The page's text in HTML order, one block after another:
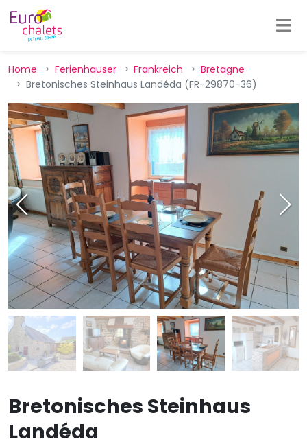
Home Ferienhauser Frankreich
Bretagne
Bretonisches Steinhaus Landéda (FR-29870-36)
Bretonisches Steinhaus
Landéda